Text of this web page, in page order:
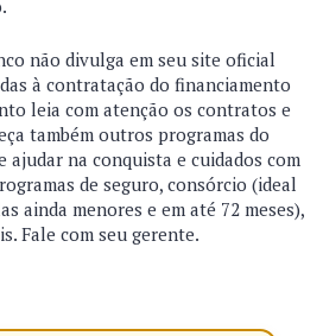
não divulga em seu site oficial
à contratação do financiamento
leia com atenção os contratos e
também outros programas do
ajudar na conquista e cuidados com
de seguro, consórcio (ideal
ainda menores e em até 72 meses),
Fale com seu gerente.